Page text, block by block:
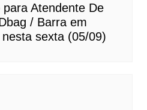
Atendente De
/ Barra em
sexta (05/09)